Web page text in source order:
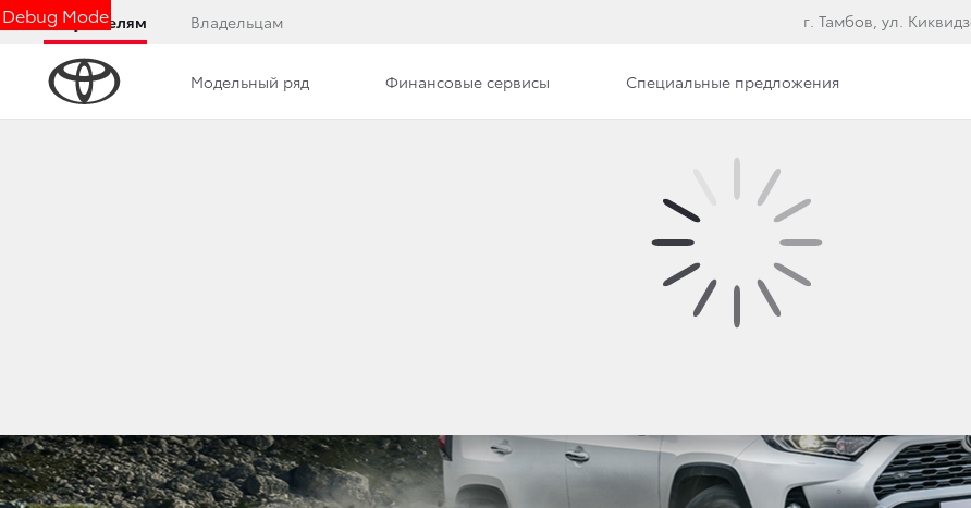
Debug Mode
Покупателям Владельцам г. Тамбов, ул.
Модельный ряд Финансовые сервисы Специальные предложения